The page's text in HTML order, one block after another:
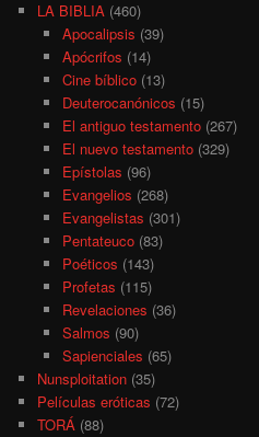
LA BIBLIA (460)
Apocalipsis (39)
Apócrifos (14)
Cine bíblico(13)
Deuterocanónicos (15)
El antiguo testamento(267)
El nuevo testamento(329)
Epístolas (96)
Evangelios (268)
Evangelistas (301)
Pentateuco(83)
Poéticos (143)
Profetas (115)
Revelaciones (36)
Salmos (90)
Sapienciales (65)
Nunsploitation (35)
Películas eróticas (72)
TORÁ (88)